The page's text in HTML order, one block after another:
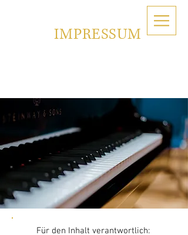
IMPRESSUM
Für den Inhalt verantwortlich: